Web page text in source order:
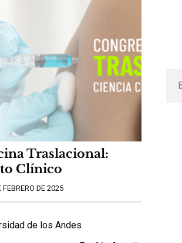
Traslacional:
Clínico
FEBRERO DE 2025
de los Andes
por: